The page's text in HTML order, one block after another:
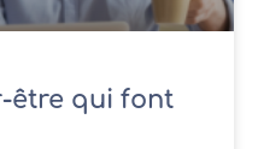
être qui font